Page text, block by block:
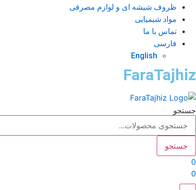
ظروف شیشه ای و لوازم مصرفی
مواد شیمیایی
تماس با ما
فارسی
English
FaraTajhiz
جستجو
جستجو
0
0